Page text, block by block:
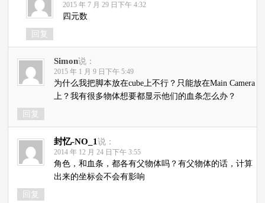
2015 年 7 月 29 日下午 4:32
四元数
回复
Simon说：
2015 年 1 月 9 日下午 5:49
为什么我把脚本放在cube上不行？只能放在Main Camera
上？我有很多物体想要都显示他们的血条怎么办？
回复
封忆-NO_1说：
2014 年 12 月 24 日下午 3:55
角色，和血条，都各有父物体吗？有父物体的话，计算
出来的坐标会不会有影响
回复